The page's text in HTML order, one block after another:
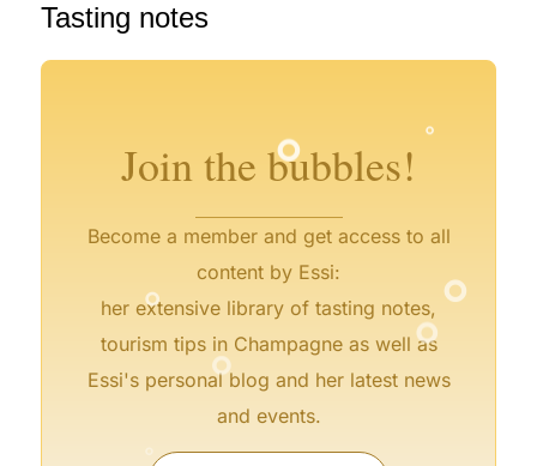
Tasting notes
Join the bubbles!
Become a member and get access to all
content by Essi:
her extensive library of tasting notes,
tourism tips in Champagne as well as
Essi's personal blog and her latest news
and events.
°
°
° °
°
°